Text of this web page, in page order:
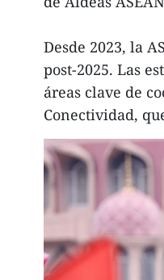
Desde 2023, la
post-2025. Las
áreas clave de
Conectividad,